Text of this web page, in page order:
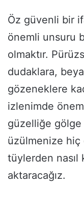
Öz güvenli bir
önemli unsuru
olmaktır.
dudaklara,
gözeneklere
izlenimde
güzelliğe
üzülmenize hiç
tüylerden nasıl
aktaracağız.